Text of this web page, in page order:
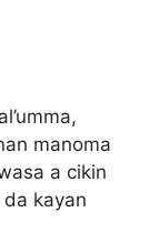
manoma
a cikin
da kayan